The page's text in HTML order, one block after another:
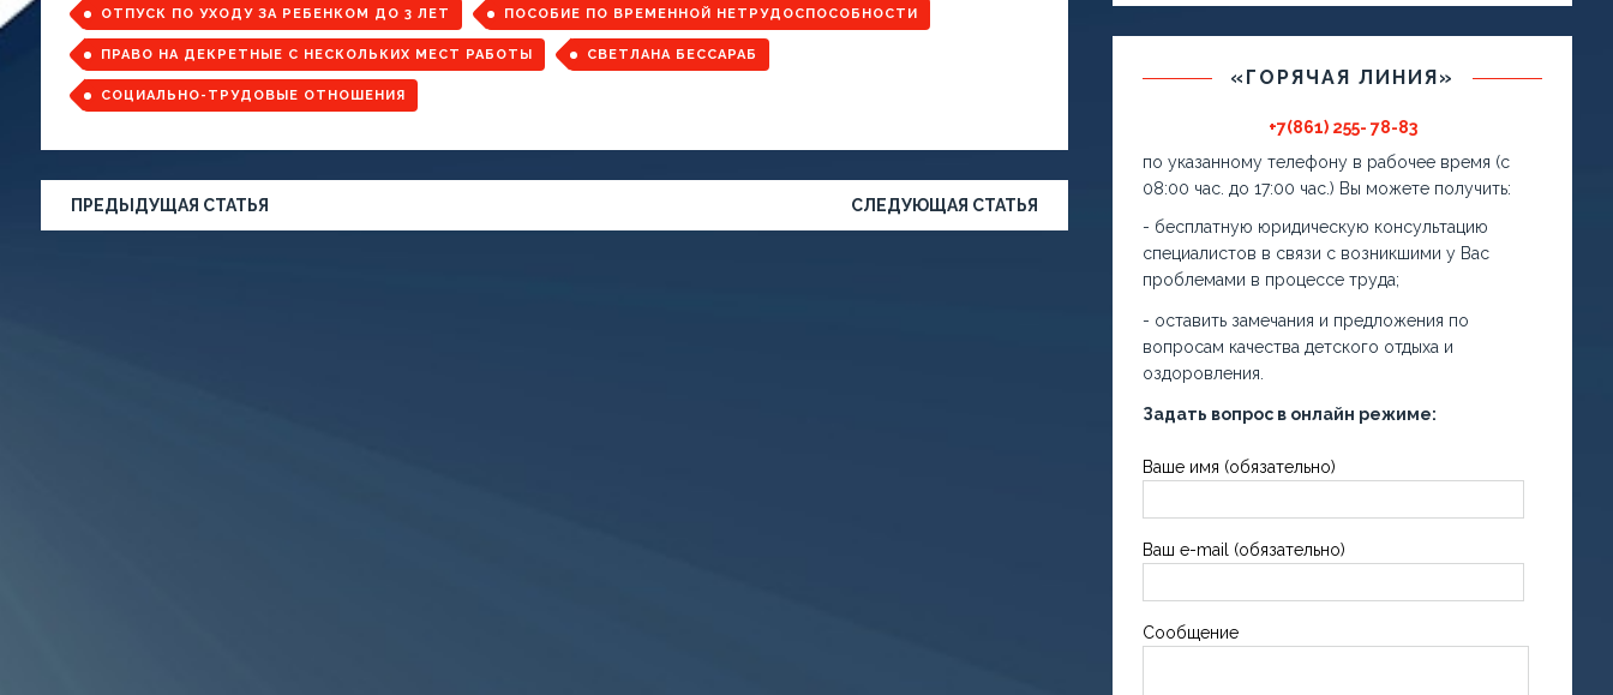
ОТПУСК ПО УХОДУ ЗА РЕБЕНКОМ ДО 3 ЛЕТ ПОСОБИЕ ПО ВРЕМЕННОЙ НЕТРУДОСПОСОБНОСТИ
ПРАВО НА ДЕКРЕТНЫЕ С НЕСКОЛЬКИХ МЕСТ РАБОТЫ СВЕТЛАНА БЕССАРАБ
СОЦИАЛЬНО-ТРУДОВЫЕ ОТНОШЕНИЯ
ПРЕДЫДУЩАЯ СТАТЬЯ СЛЕДУЮЩАЯ СТАТЬЯ
«ГОРЯЧАЯ ЛИНИЯ»
+7(861) 255- 78-83
по указанному телефону в рабочее время (с
08:00 час. до 17:00 час.) Вы можете получить:
- бесплатную юридическую консультацию
специалистов в связи с возникшими у Вас
проблемами в процессе труда;
- оставить замечания и предложения по
вопросам качества детского отдыха и
оздоровления.
Задать вопрос в онлайн режиме:
Ваше имя (обязательно)
Ваш e-mail (обязательно)
Сообщение